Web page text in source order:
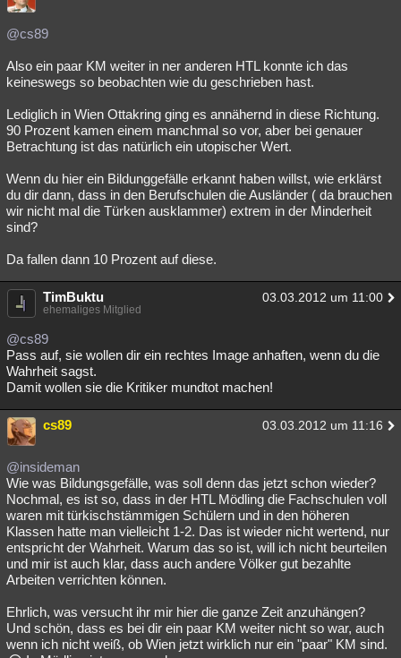
@cs89
Also ein paar KM weiter in ner anderen HTL konnte ich das
keineswegs so beobachten wie du geschrieben hast.
Lediglich in Wien Ottakring ging es annähernd in diese Richtung.
90 Prozent kamen einem manchmal so vor, aber bei genauer
Betrachtung ist das natürlich ein utopischer Wert.
Wenn du hier ein Bildunggefälle erkannt haben willst, wie erklärst
du dir dann, dass in den Berufschulen die Ausländer ( da brauchen
wir nicht mal die Türken ausklammer) extrem in der Minderheit
sind?
Da fallen dann 10 Prozent auf diese.
TimBuktu 03.03.2012 um 11:00
ehemaliges Mitglied
@cs89
Pass auf, sie wollen dir ein rechtes Image anhaften, wenn du die
Wahrheit sagst.
Damit wollen sie die Kritiker mundtot machen!
cs89 03.03.2012 um 11:16
@insideman
Wie was Bildungsgefälle, was soll denn das jetzt schon wieder?
Nochmal, es ist so, dass in der HTL Mödling die Fachschulen voll
waren mit türkischstämmigen Schülern und in den höheren
Klassen hatte man vielleicht 1-2. Das ist wieder nicht wertend, nur
entspricht der Wahrheit. Warum das so ist, will ich nicht beurteilen
und mir ist auch klar, dass auch andere Völker gut bezahlte
Arbeiten verrichten können.
Ehrlich, was versucht ihr mir hier die ganze Zeit anzuhängen?
Und schön, dass es bei dir ein paar KM weiter nicht so war, auch
wenn ich nicht weiß, ob Wien jetzt wirklich nur ein "paar" KM sind.